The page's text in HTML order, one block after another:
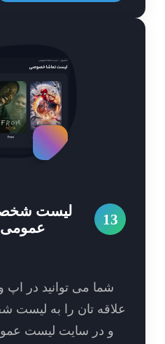
لیست شخصی و
عمومی
شما می توانید در اپ و سایت
تان را به لیست شخصی خود
و در سایت لیست عمومی جهت